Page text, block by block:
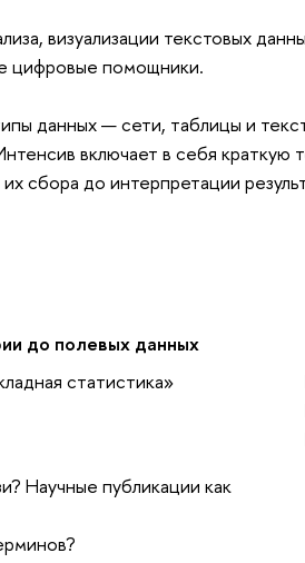
визуализации текстовых
цифровые помощники.
данных — сети, таблицы и
включает в себя краткую
сбора до интерпретации
до полевых данных
статистика»
Научные публикации как